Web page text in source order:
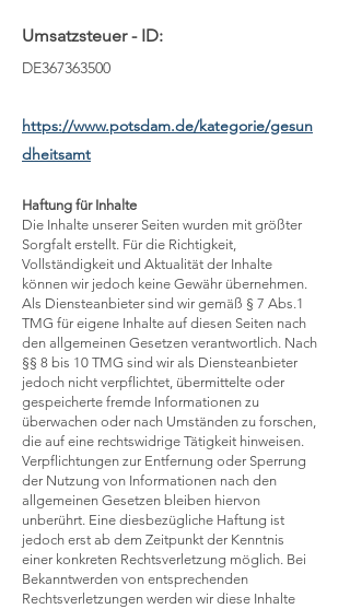
Umsatzsteuer - ID:
DE367363500
https://www.potsdam.de/kategorie/gesun
dheitsamt
Haftung für Inhalte
Die Inhalte unserer Seiten wurden mit größter
Sorgfalt erstellt. Für die Richtigkeit,
Vollständigkeit und Aktualität der Inhalte
können wir jedoch keine Gewähr übernehmen.
Als Diensteanbieter sind wir gemäß § 7 Abs.1
TMG für eigene Inhalte auf diesen Seiten nach
den allgemeinen Gesetzen verantwortlich. Nach
§§ 8 bis 10 TMG sind wir als Diensteanbieter
jedoch nicht verpflichtet, übermittelte oder
gespeicherte fremde Informationen zu
überwachen oder nach Umständen zu forschen,
die auf eine rechtswidrige Tätigkeit hinweisen.
Verpflichtungen zur Entfernung oder Sperrung
der Nutzung von Informationen nach den
allgemeinen Gesetzen bleiben hiervon
unberührt. Eine diesbezügliche Haftung ist
jedoch erst ab dem Zeitpunkt der Kenntnis
einer konkreten Rechtsverletzung möglich. Bei
Bekanntwerden von entsprechenden
Rechtsverletzungen werden wir diese Inhalte